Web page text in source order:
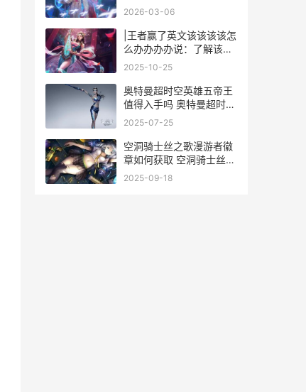
郭昕
2026-03-06
|王者赢了英文该该该该怎
么办办办办说：了解该该
该该怎么办办办办表达胜
2025-10-25
奥特曼超时空英雄五帝王
值得入手吗 奥特曼超时空
英雄测试服
2025-07-25
空洞骑士丝之歌漫游者徽
章如何获取 空洞骑士丝之
歌地图
2025-09-18